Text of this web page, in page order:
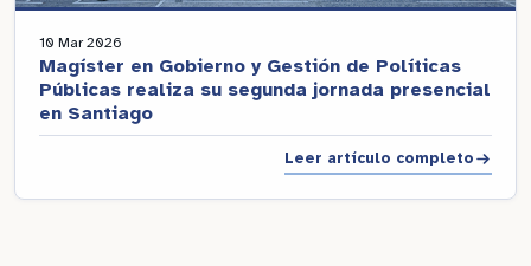
10 Mar 2026
Magíster en Gobierno y Gestión de Políticas
Públicas realiza su segunda jornada presencial
en Santiago
Leer artículo completo